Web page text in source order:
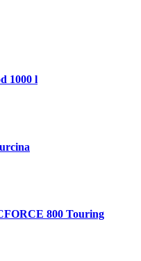
1000 l
800 Touring